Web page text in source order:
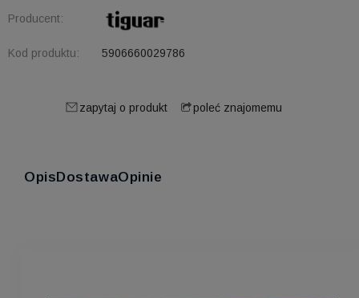
Producent:
Kod produktu: 5906660029786
zapytaj o produkt poleć znajomemu
OpisDostawaOpinie